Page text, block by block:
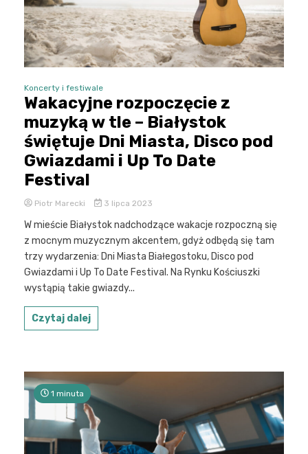
Koncerty i festiwale
Wakacyjne rozpoczęcie z
muzyką w tle – Białystok
świętuje Dni Miasta, Disco pod
Gwiazdami i Up To Date
Festival
Piotr Marecki 3 lipca 2023
W mieście Białystok nadchodzące wakacje rozpoczną się
z mocnym muzycznym akcentem, gdyż odbędą się tam
trzy wydarzenia: Dni Miasta Białegostoku, Disco pod
Gwiazdami i Up To Date Festival. Na Rynku Kościuszki
wystąpią takie gwiazdy...
Czytaj dalej
1 minuta